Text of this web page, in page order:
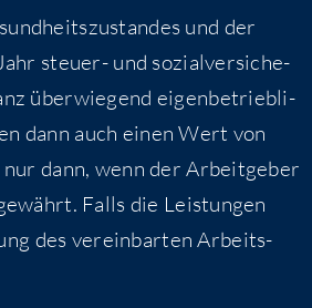
und der
steu­er- und sozi­al­ver­si­che­
über­wie­gend eigen­be­trieb­li­
dann auch einen Wert von
dann, wenn der Arbeit­ge­ber
Falls die Leis­tun­gen
des ver­ein­bar­ten Arbeits­